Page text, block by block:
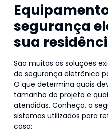
segurança
sua
São muitas as soluções
de segurança eletrônica
O que determina quais
tamanho do projeto e
atendidas. Conheça, a
sistemas utilizados para
casa: